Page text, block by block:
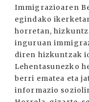
Immigrazioaren
egindako
horretan,
inguruan
diren hizkuntzak
Lehentasunezko
berri ematea eta
informazio